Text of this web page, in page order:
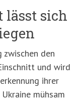
lässt sich
den
und wird
ihrer
mühsam